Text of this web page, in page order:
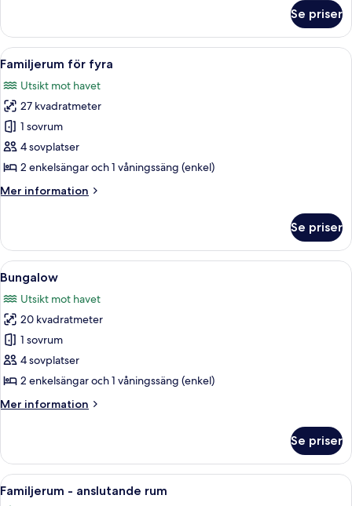
Deluxe
havsutsikt
Se priser
Öppna
alla
foton
för
Familjerum
för
fyra
Ett rum med en våningssäng, ett
5
Familjerum för fyra
Utsikt mot havet
27 kvadratmeter
1 sovrum
4 sovplatser
2 enkelsängar och 1 våningssäng (enkel)
Mer information
Mer
för
fyra
Se priser
Öppna
alla
foton
för
Bungalow
Ett hotellrum med en säng, ett
6
Bungalow
Utsikt mot havet
20 kvadratmeter
1 sovrum
4 sovplatser
2 enkelsängar och 1 våningssäng (enkel)
Mer information
Mer
Se priser
Öppna
alla
Ett hotellrum med en säng, utsikt
10
Familjerum - anslutande rum